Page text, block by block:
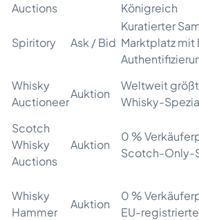
Auctions
Königreich
Spiritory Ask / Bid
Kuratierter
Marktplatz mit
Whisky
Auctioneer
Auktion
Weltweit
Whisky-
Scotch
Whisky
Auctions
Auktion
0 %
Scotch-Only-
Whisky
Hammer
Auktion
0 %
EU-